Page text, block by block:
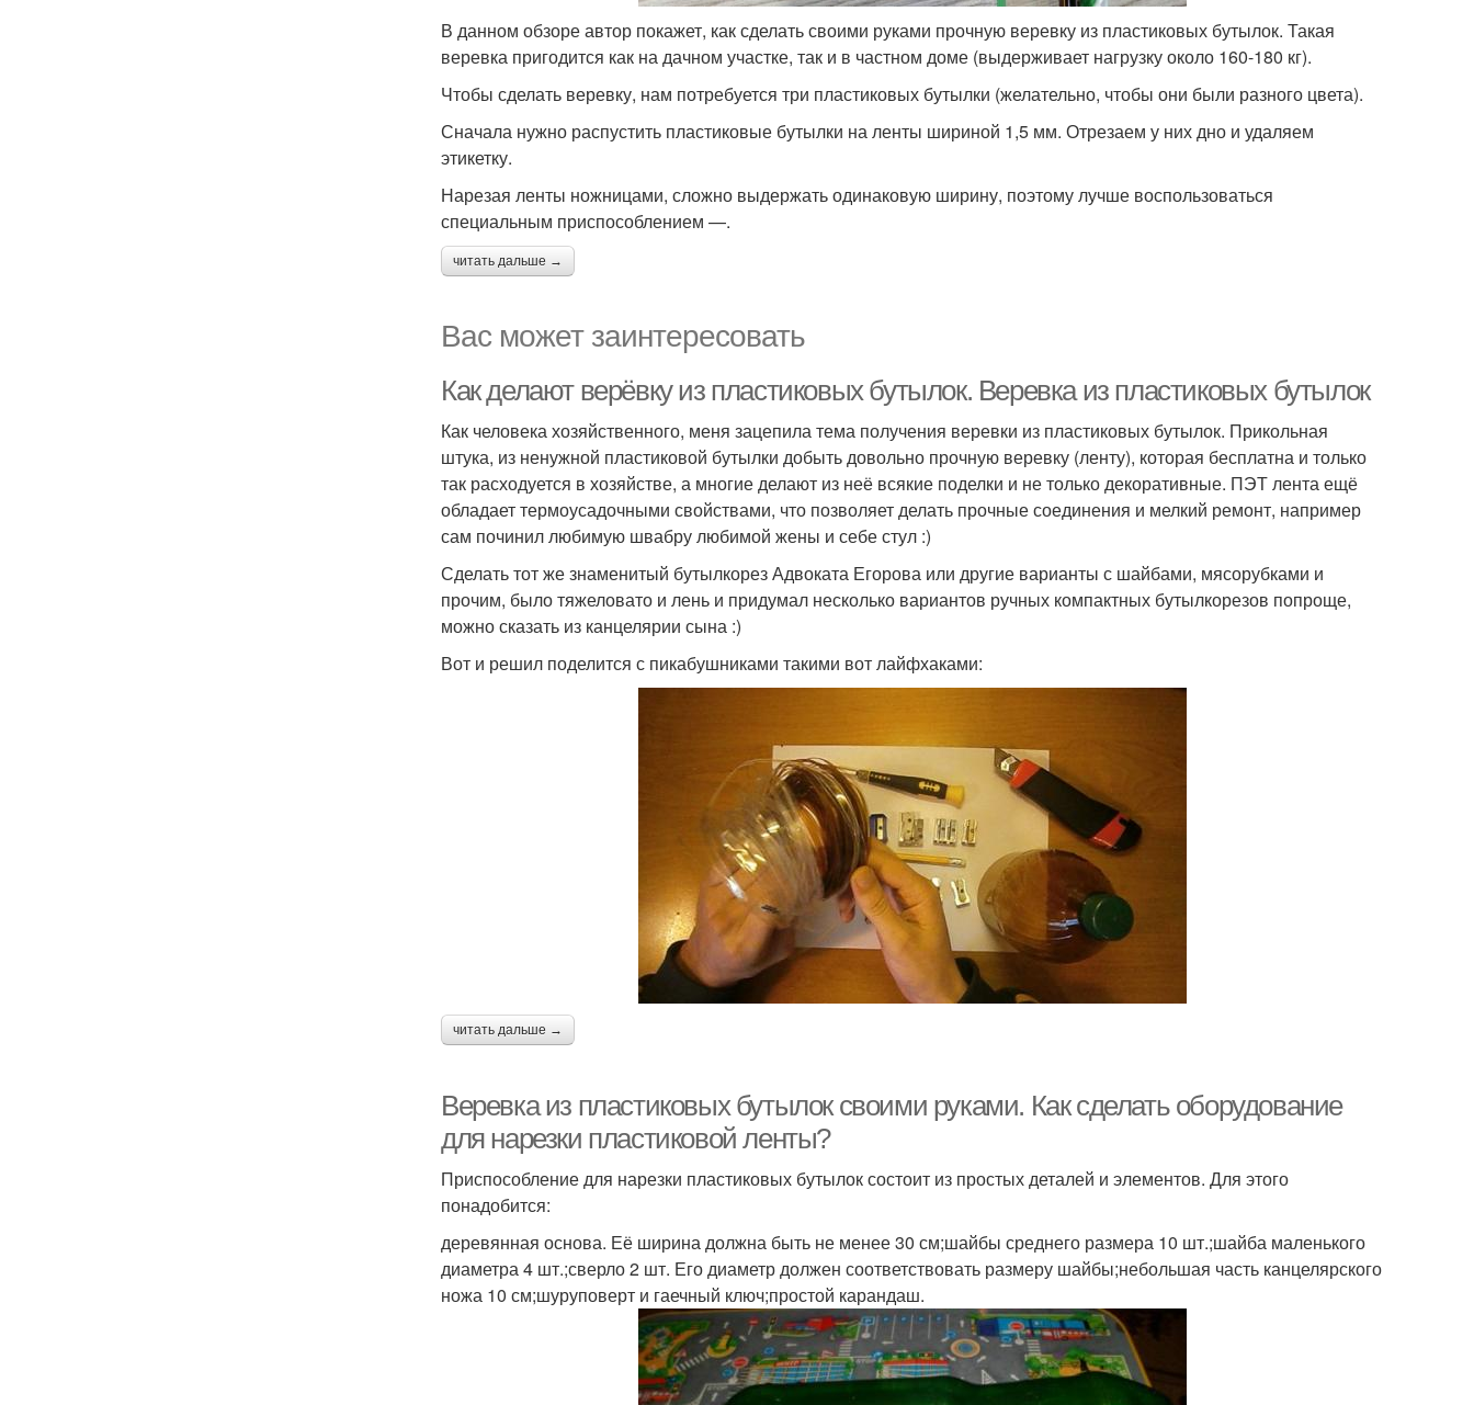
В данном обзоре автор покажет, как сделать своими руками прочную веревку из пластиковых бутылок. Такая
веревка пригодится как на дачном участке, так и в частном доме (выдерживает нагрузку около 160-180 кг).
Чтобы сделать веревку, нам потребуется три пластиковых бутылки (желательно, чтобы они были разного цвета).
Сначала нужно распустить пластиковые бутылки на ленты шириной 1,5 мм. Отрезаем у них дно и удаляем
этикетку.
Нарезая ленты ножницами, сложно выдержать одинаковую ширину, поэтому лучше воспользоваться
специальным приспособлением —.
читать дальше →
Вас может заинтересовать
Как делают верёвку из пластиковых бутылок. Веревка из пластиковых бутылок
Как человека хозяйственного, меня зацепила тема получения веревки из пластиковых бутылок. Прикольная
штука, из ненужной пластиковой бутылки добыть довольно прочную веревку (ленту), которая бесплатна и только
так расходуется в хозяйстве, а многие делают из неё всякие поделки и не только декоративные. ПЭТ лента ещё
обладает термоусадочными свойствами, что позволяет делать прочные соединения и мелкий ремонт, например
сам починил любимую швабру любимой жены и себе стул :)
Сделать тот же знаменитый бутылкорез Адвоката Егорова или другие варианты с шайбами, мясорубками и
прочим, было тяжеловато и лень и придумал несколько вариантов ручных компактных бутылкорезов попроще,
можно сказать из канцелярии сына :)
Вот и решил поделится с пикабушниками такими вот лайфхаками:
читать дальше →
Веревка из пластиковых бутылок своими руками. Как сделать оборудование
для нарезки пластиковой ленты?
Приспособление для нарезки пластиковых бутылок состоит из простых деталей и элементов. Для этого
понадобится:
деревянная основа. Её ширина должна быть не менее 30 см;шайбы среднего размера 10 шт.;шайба маленького
диаметра 4 шт.;сверло 2 шт. Его диаметр должен соответствовать размеру шайбы;небольшая часть канцелярского
ножа 10 см;шуруповерт и гаечный ключ;простой карандаш.